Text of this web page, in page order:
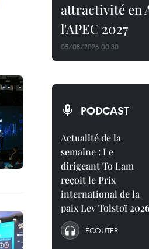
attractivité en
l'APEC 2027
05/08/2026 00:30
PODCAST
Actualité de la
semaine : Le
dirigeant To Lam
reçoit le Prix
international de la
paix Lev Tolstoï 2026
ÉCOUTER